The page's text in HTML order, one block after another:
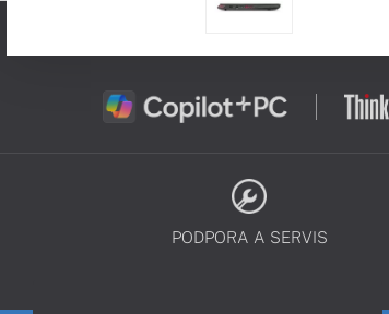
PODPORA A SERVIS